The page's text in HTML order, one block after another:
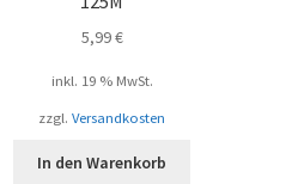
5,99€
inkl. 19 % MwSt.
zzgl.Versandkosten
In den Warenkorb